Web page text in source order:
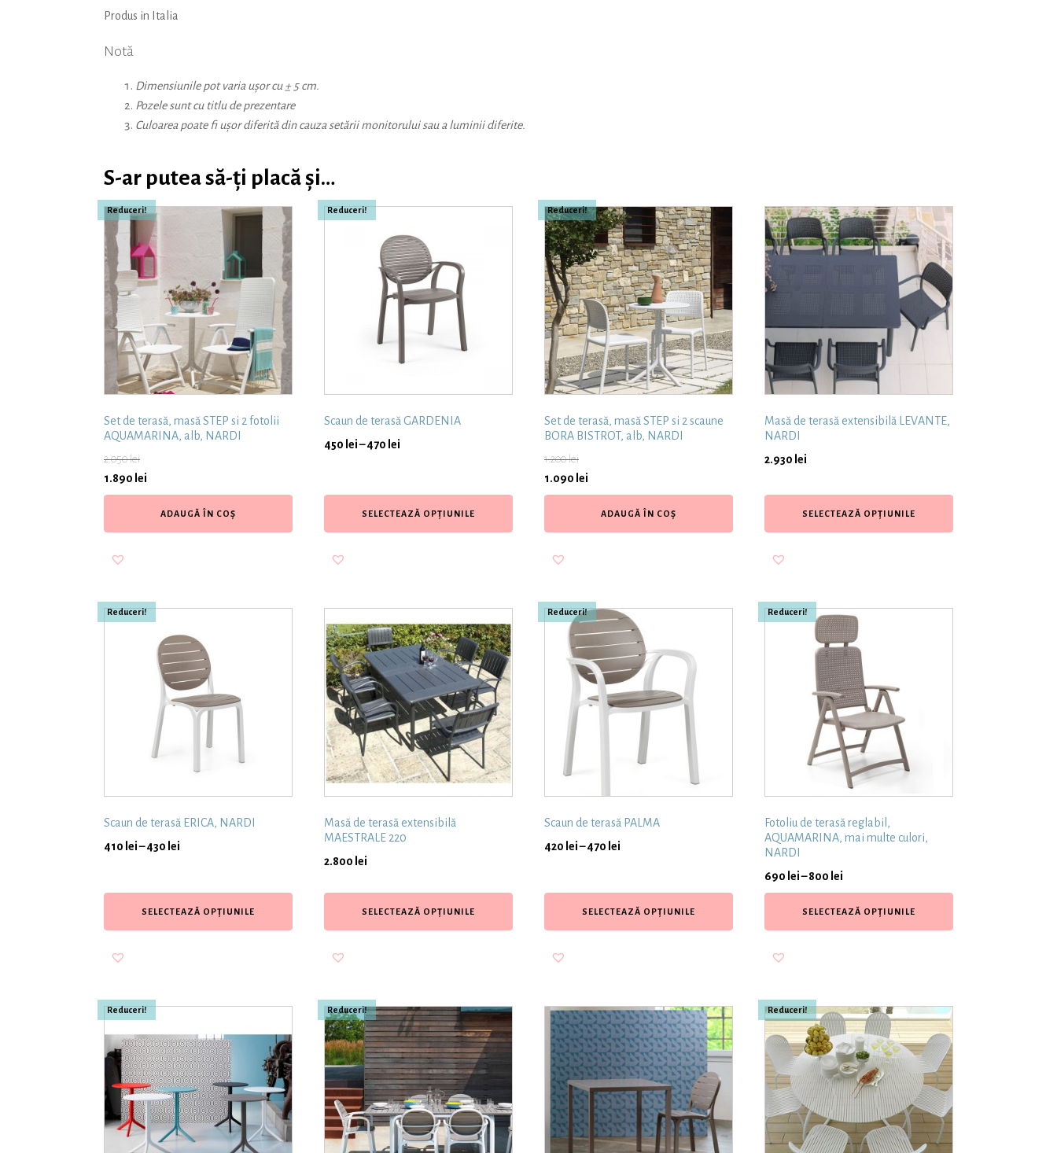
Produs in Italia
Notă
Dimensiunile pot varia ușor cu ± 5 cm.
Pozele sunt cu titlu de prezentare
Culoarea poate fi ușor diferită din cauza setării monitorului sau a luminii diferite.
S-ar putea să-ți placă și…
Reduceri!
Set de terasă, masă STEP si 2 fotolii
AQUAMARINA, alb, NARDI
2.050lei
1.890 lei
ADAUGĂ ÎN COȘ
Reduceri!
Scaun de terasă GARDENIA
450 lei–470 lei
SELECTEAZĂ OPȚIUNILE
Reduceri!
Set de terasă, masă STEP si 2 scaune
BORA BISTROT, alb, NARDI
1.200lei
1.090 lei
ADAUGĂ ÎN COȘ
Masă de terasă extensibilă LEVANTE,
NARDI
2.930 lei
SELECTEAZĂ OPȚIUNILE
Reduceri!
Scaun de terasă ERICA, NARDI
410 lei–430 lei
SELECTEAZĂ OPȚIUNILE
Masă de terasă extensibilă
MAESTRALE 220
2.800 lei
SELECTEAZĂ OPȚIUNILE
Reduceri!
Scaun de terasă PALMA
420 lei–470 lei
SELECTEAZĂ OPȚIUNILE
Reduceri!
Fotoliu de terasă reglabil,
AQUAMARINA, mai multe culori,
NARDI
690 lei–800 lei
SELECTEAZĂ OPȚIUNILE
Reduceri! Reduceri! Reduceri!